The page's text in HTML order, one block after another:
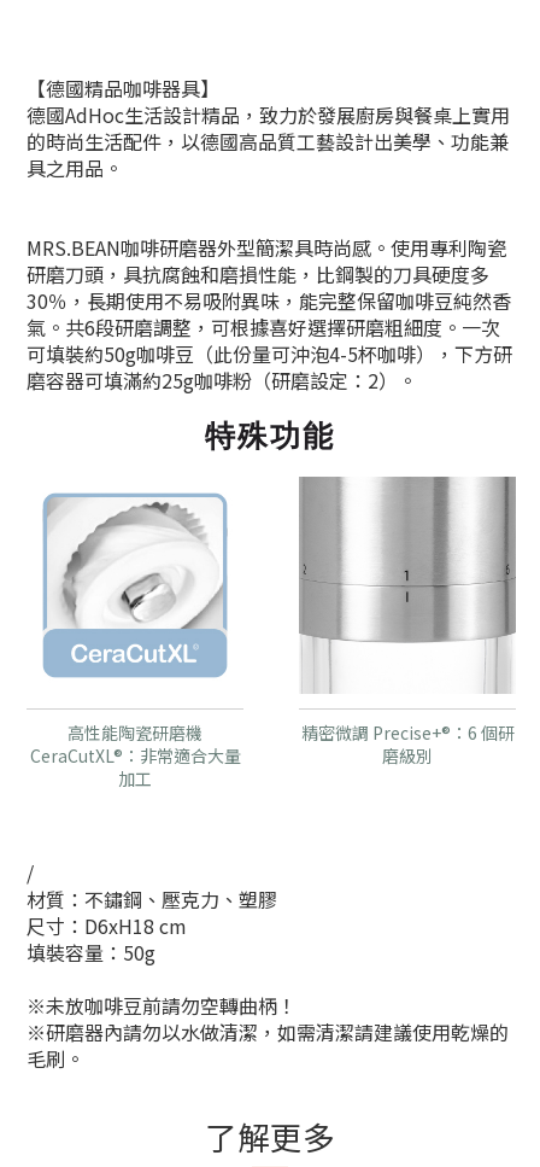
【德國精品咖啡器具】
德國AdHoc生活設計精品，致力於發展廚房與餐桌上實用
的時尚生活配件，以德國高品質工藝設計出美學、功能兼
具之用品。
MRS.BEAN咖啡研磨器外型簡潔具時尚感。使用專利陶瓷
研磨刀頭，具抗腐蝕和磨損性能，比鋼製的刀具硬度多
30％，長期使用不易吸附異味，能完整保留咖啡豆純然香
氣。共6段研磨調整，可根據喜好選擇研磨粗細度。一次
可填裝約50g咖啡豆（此份量可沖泡4-5杯咖啡），下方研
磨容器可填滿約25g咖啡粉（研磨設定：2）。
特殊功能
高性能陶瓷研磨機
CeraCutXL®：非常適合大量
加工
精密微調 Precise+®：6 個研
磨級別
/
材質：不鏽鋼、壓克力、塑膠
尺寸：D6xH18 cm
填裝容量：50g
※未放咖啡豆前請勿空轉曲柄！
※研磨器內請勿以水做清潔，如需清潔請建議使用乾燥的
毛刷。
了解更多